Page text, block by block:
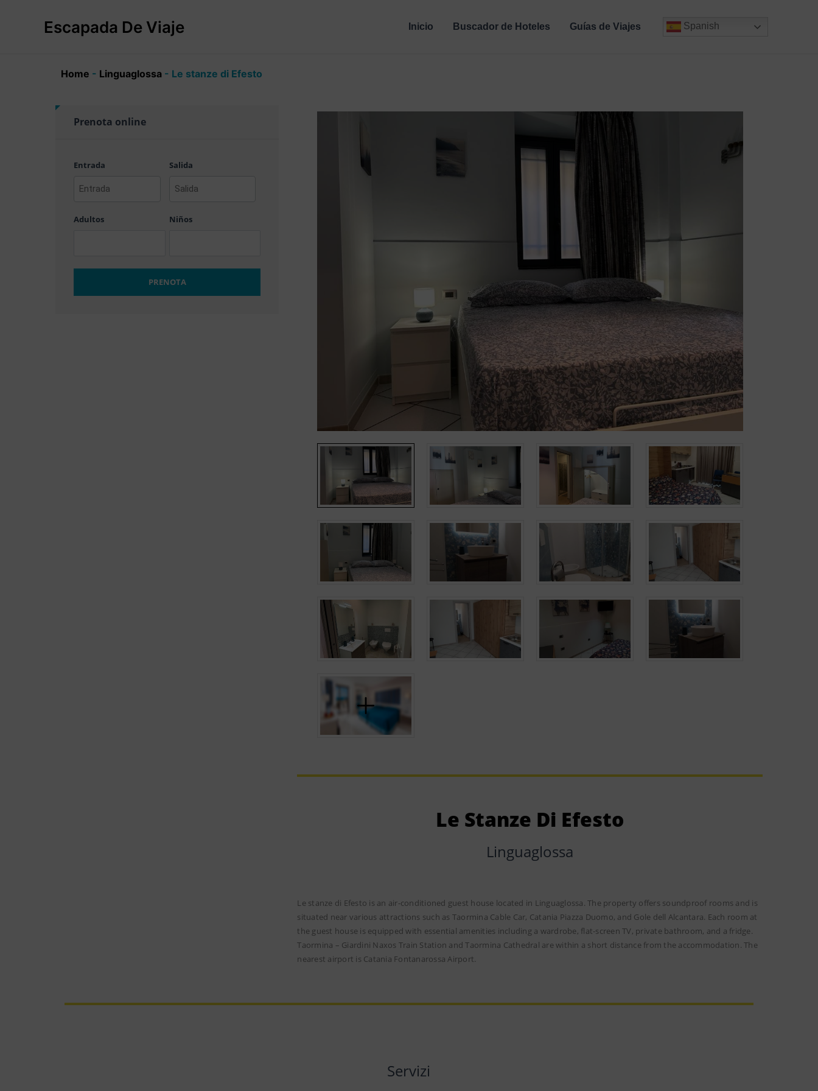
Escapada De Viaje Inicio Buscador de Hoteles Guías de Viajes Spanish
Home - Linguaglossa - Le stanze di Efesto
Prenota online
Entrada Salida
Adultos Niños
PRENOTA
Le Stanze Di Efesto
Linguaglossa
Le stanze di Efesto is an air-conditioned guest house located in Linguaglossa. The property offers soundproof rooms and is
situated near various attractions such as Taormina Cable Car, Catania Piazza Duomo, and Gole dell Alcantara. Each room at
the guest house is equipped with essential amenities including a wardrobe, flat-screen TV, private bathroom, and a fridge.
Taormina – Giardini Naxos Train Station and Taormina Cathedral are within a short distance from the accommodation. The
nearest airport is Catania Fontanarossa Airport.
Servizi